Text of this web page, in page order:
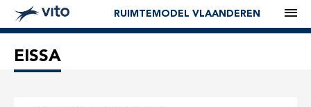
RUIMTEMODEL VLAANDEREN
EISSA